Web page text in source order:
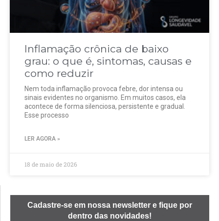
Inflamação crônica de baixo
grau: o que é, sintomas, causas e
como reduzir
Nem toda inflamação provoca febre, dor intensa ou
sinais evidentes no organismo. Em muitos casos, ela
acontece de forma silenciosa, persistente e gradual.
Esse processo
LER AGORA »
18 de maio de 2026
Cadastre-se em nossa newsletter e fique por
dentro das novidades!